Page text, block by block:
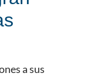
a sus